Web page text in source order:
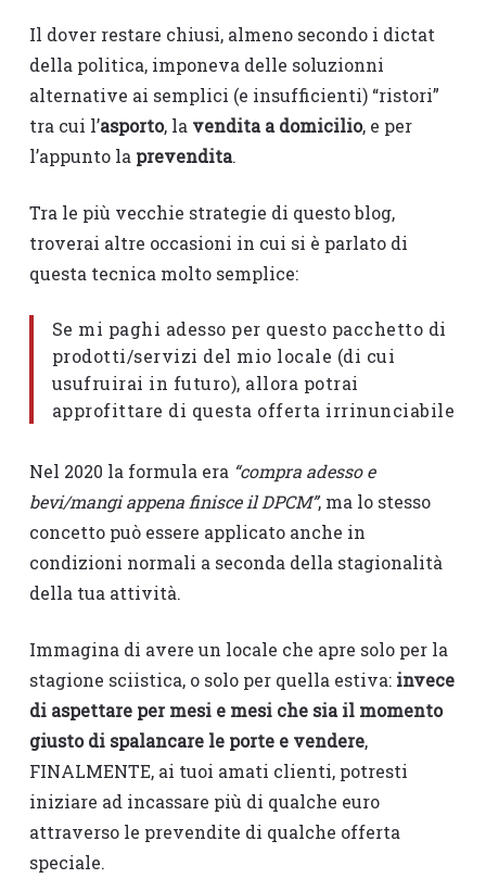
Il dover restare chiusi, almeno secondo i dictat
della politica, imponeva delle soluzionni
alternative ai semplici (e insufficienti) “ristori”
tra cui l’asporto, la vendita a domicilio, e per
l’appunto la prevendita.
Tra le più vecchie strategie di questo blog,
troverai altre occasioni in cui si è parlato di
questa tecnica molto semplice:
Se mi paghi adesso per questo pacchetto di
prodotti/servizi del mio locale (di cui
usufruirai in futuro), allora potrai
approfittare di questa offerta irrinunciabile
Nel 2020 la formula era “compra adesso e
bevi/mangi appena finisce il DPCM”, ma lo stesso
concetto può essere applicato anche in
condizioni normali a seconda della stagionalità
della tua attività.
Immagina di avere un locale che apre solo per la
stagione sciistica, o solo per quella estiva: invece
di aspettare per mesi e mesi che sia il momento
giusto di spalancare le porte e vendere,
FINALMENTE, ai tuoi amati clienti, potresti
iniziare ad incassare più di qualche euro
attraverso le prevendite di qualche offerta
speciale.